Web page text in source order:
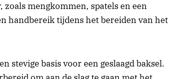
mengkommen, spatels en een
handbereik tijdens het bereiden van het
stevige basis voor een geslaagd baksel.